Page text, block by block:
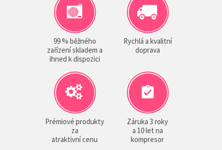
99 % běžného
zařízení skladem a
ihned k dispozici
Rychlá a kvalitní
doprava
Prémiové produkty
za
atraktivní cenu
Záruka 3 roky
a 10 let na
kompresor